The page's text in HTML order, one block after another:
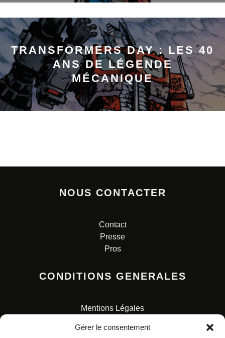
Gérer le consentement
TRANSFORMERS DAY : LES 40
ANS DE LÉGENDE
MÉCANIQUE
NOUS CONTACTER
Contact
Presse
Pros
CONDITIONS GENERALES
Mentions Légales
Charte pour la protection des données personnelles